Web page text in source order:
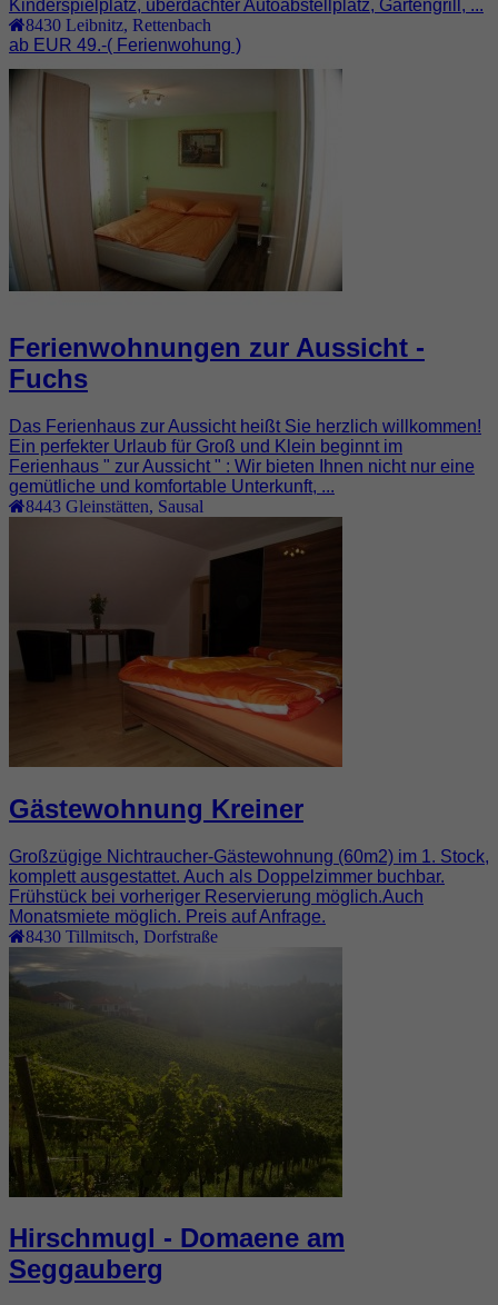
Kinderspielplatz, überdachter Autoabstellplatz, Gartengrill, ...
8430 Leibnitz Rettenbach
ab EUR 49.-( Ferienwohung )
Ferienwohnungen zur Aussicht -
Fuchs
Das Ferienhaus zur Aussicht heißt Sie herzlich willkommen!
Ein perfekter Urlaub für Groß und Klein beginnt im
Ferienhaus " zur Aussicht " : Wir bieten Ihnen nicht nur eine
gemütliche und komfortable Unterkunft, ...
8443 Gleinstätten Sausal
Gästewohnung Kreiner
Großzügige Nichtraucher-Gästewohnung (60m2) im 1. Stock,
komplett ausgestattet. Auch als Doppelzimmer buchbar.
Frühstück bei vorheriger Reservierung möglich.Auch
Monatsmiete möglich. Preis auf Anfrage.
8430 Tillmitsch Dorfstraße
Hirschmugl - Domaene am
Seggauberg